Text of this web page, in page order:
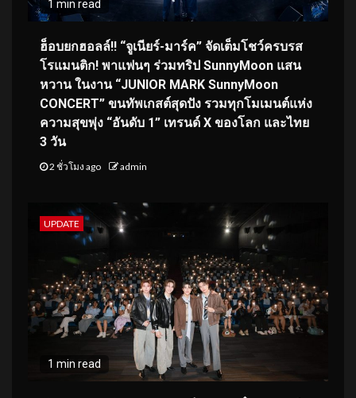
1 min read
ฮ็อบยกฮอลล์!! “จูเนียร์-มาร์ค” จัดเต็มโชว์ครบรส
โรแมนติก! พาแฟนๆ ร่วมทริป SunnyMoon แสน
หวาน ในงาน “JUNIOR MARK SunnyMoon
CONCERT” ขนทัพเกสต์สุดปัง รวมทุกโมเมนต์แห่ง
ความสุขพุ่ง “อันดับ 1” เทรนด์ X ของโลก และไทย
3 วัน
2 ชั่วโมง ago admin
UPDATE
1 min read